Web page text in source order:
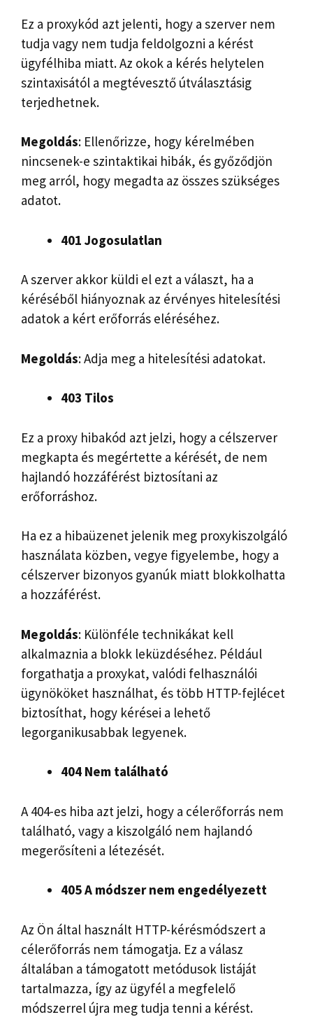
Ez a proxykód azt jelenti, hogy a szerver nem
tudja vagy nem tudja feldolgozni a kérést
ügyfélhiba miatt. Az okok a kérés helytelen
szintaxisától a megtévesztő útválasztásig
terjedhetnek.
Megoldás: Ellenőrizze, hogy kérelmében
nincsenek-e szintaktikai hibák, és győződjön
meg arról, hogy megadta az összes szükséges
adatot.
401 Jogosulatlan
A szerver akkor küldi el ezt a választ, ha a
kéréséből hiányoznak az érvényes hitelesítési
adatok a kért erőforrás eléréséhez.
Megoldás: Adja meg a hitelesítési adatokat.
403 Tilos
Ez a proxy hibakód azt jelzi, hogy a célszerver
megkapta és megértette a kérését, de nem
hajlandó hozzáférést biztosítani az
erőforráshoz.
Ha ez a hibaüzenet jelenik meg proxykiszolgáló
használata közben, vegye figyelembe, hogy a
célszerver bizonyos gyanúk miatt blokkolhatta
a hozzáférést.
Megoldás: Különféle technikákat kell
alkalmaznia a blokk leküzdéséhez. Például
forgathatja a proxykat, valódi felhasználói
ügynököket használhat, és több HTTP-fejlécet
biztosíthat, hogy kérései a lehető
legorganikusabbak legyenek.
404 Nem található
A 404-es hiba azt jelzi, hogy a célerőforrás nem
található, vagy a kiszolgáló nem hajlandó
megerősíteni a létezését.
405 A módszer nem engedélyezett
Az Ön által használt HTTP-kérésmódszert a
célerőforrás nem támogatja. Ez a válasz
általában a támogatott metódusok listáját
tartalmazza, így az ügyfél a megfelelő
módszerrel újra meg tudja tenni a kérést.